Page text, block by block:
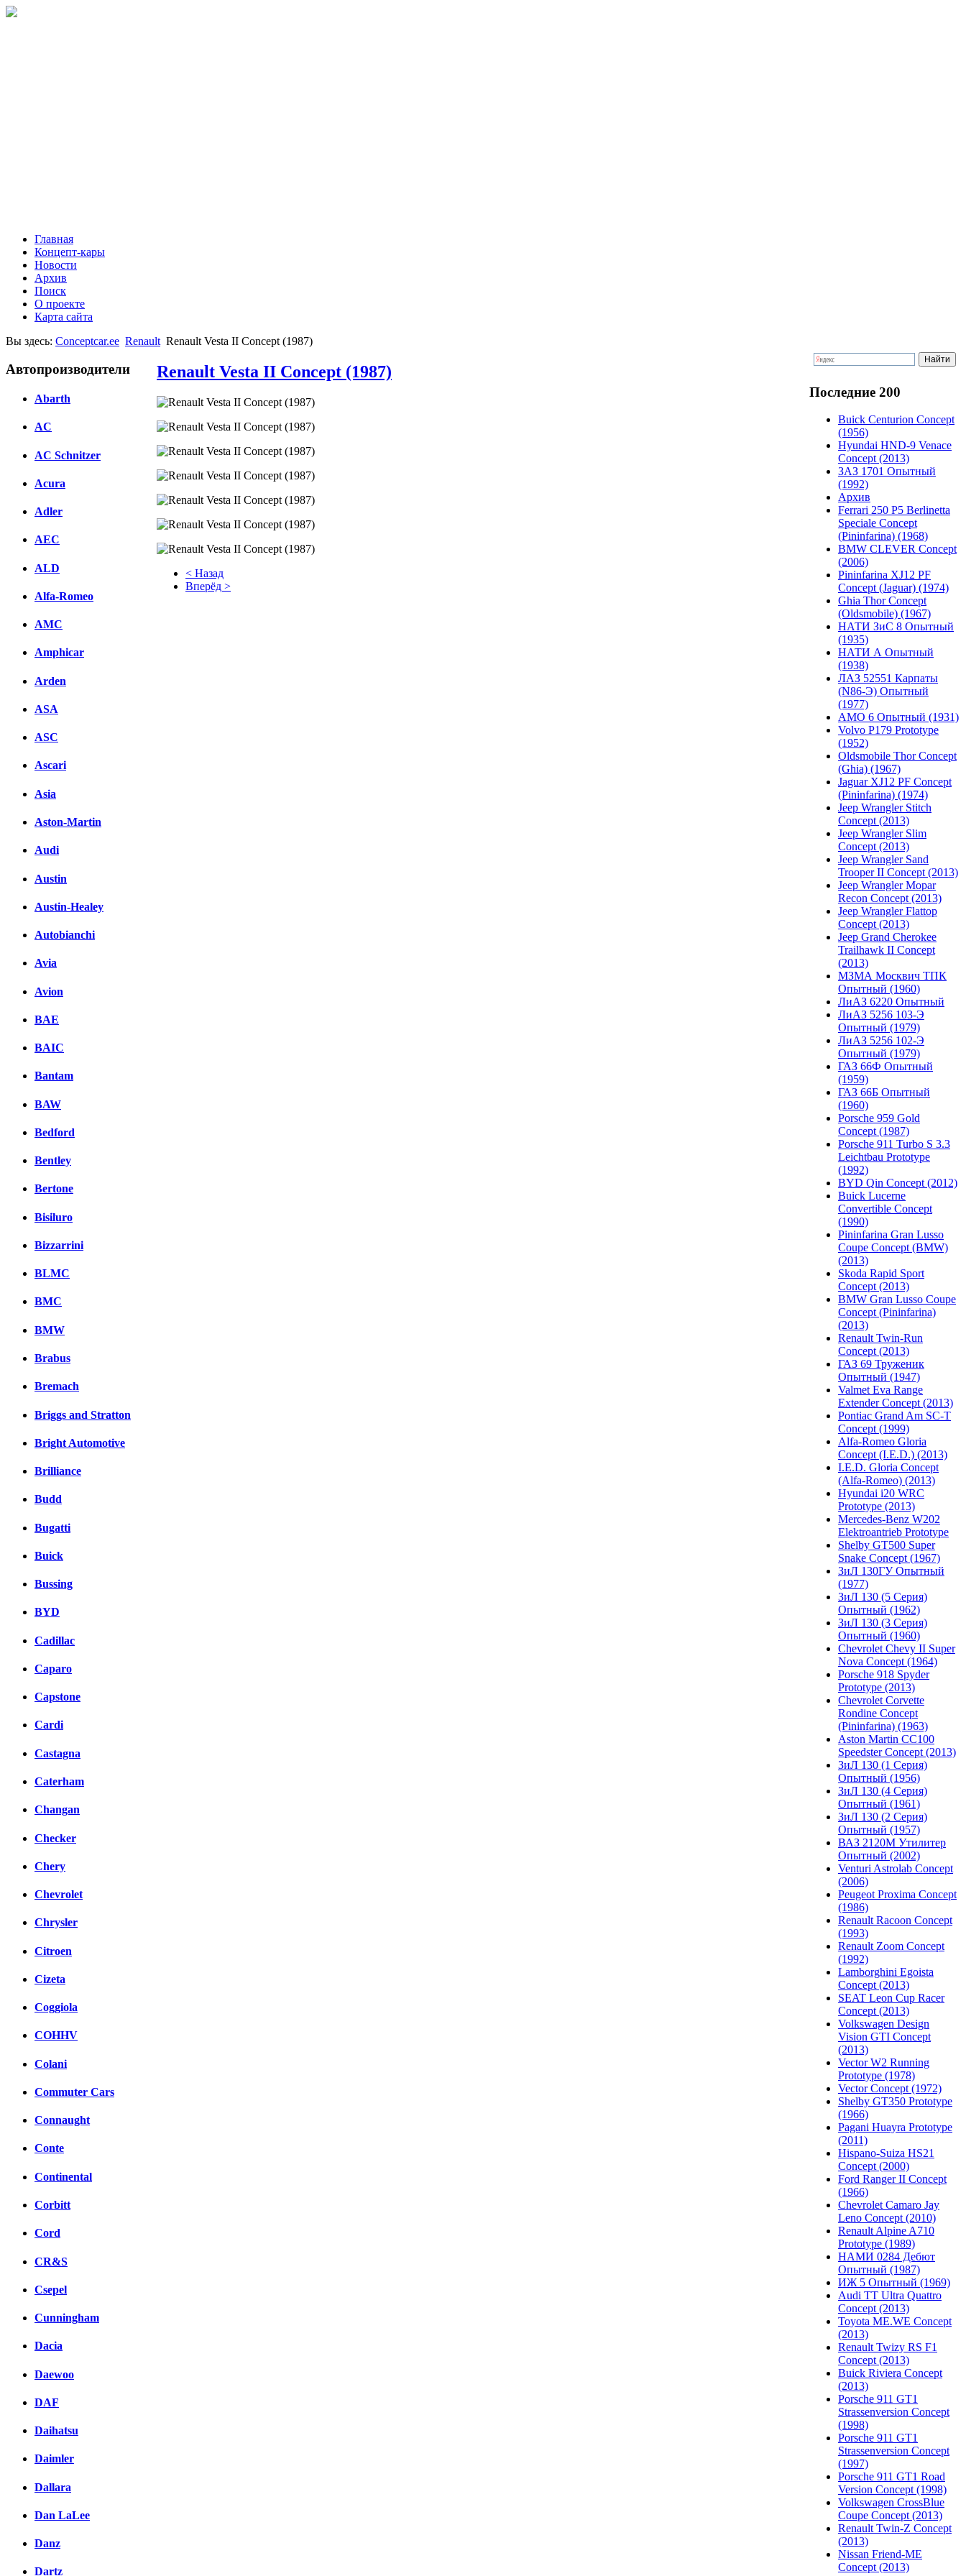
Главная
Концепт-кары
Новости
Архив
Поиск
О проекте
Карта сайта
Вы здесь: Conceptcar.ee Renault Renault Vesta II Concept (1987)
Автопроизводители
Abarth
AC
AC Schnitzer
Acura
Adler
AEC
ALD
Alfa-Romeo
AMC
Amphicar
Arden
ASA
ASC
Ascari
Asia
Aston-Martin
Audi
Austin
Austin-Healey
Autobianchi
Avia
Avion
BAE
BAIC
Bantam
BAW
Bedford
Bentley
Bertone
Bisiluro
Bizzarrini
BLMC
BMC
BMW
Brabus
Bremach
Briggs and Stratton
Bright Automotive
Brilliance
Budd
Bugatti
Buick
Bussing
BYD
Cadillac
Caparo
Capstone
Cardi
Castagna
Caterham
Changan
Checker
Chery
Chevrolet
Chrysler
Citroen
Cizeta
Coggiola
COHHV
Colani
Commuter Cars
Connaught
Conte
Continental
Corbitt
Cord
CR&S
Csepel
Cunningham
Dacia
Daewoo
DAF
Daihatsu
Daimler
Dallara
Dan LaLee
Danz
Dartz
Renault Vesta II Concept (1987)
< Назад
Вперёд >
Последние 200
Buick Centurion Concept
(1956)
Hyundai HND-9 Venace
Concept (2013)
ЗАЗ 1701 Опытный
(1992)
Архив
Ferrari 250 P5 Berlinetta
Speciale Concept
(Pininfarina) (1968)
BMW CLEVER Concept
(2006)
Pininfarina XJ12 PF
Concept (Jaguar) (1974)
Ghia Thor Concept
(Oldsmobile) (1967)
НАТИ ЗиС 8 Опытный
(1935)
НАТИ А Опытный
(1938)
ЛАЗ 52551 Карпаты
(N86-Э) Опытный
(1977)
АМО 6 Опытный (1931)
Volvo P179 Prototype
(1952)
Oldsmobile Thor Concept
(Ghia) (1967)
Jaguar XJ12 PF Concept
(Pininfarina) (1974)
Jeep Wrangler Stitch
Concept (2013)
Jeep Wrangler Slim
Concept (2013)
Jeep Wrangler Sand
Trooper II Concept (2013)
Jeep Wrangler Mopar
Recon Concept (2013)
Jeep Wrangler Flattop
Concept (2013)
Jeep Grand Cherokee
Trailhawk II Concept
(2013)
МЗМА Москвич ТПК
Опытный (1960)
ЛиАЗ 6220 Опытный
ЛиАЗ 5256 103-Э
Опытный (1979)
ЛиАЗ 5256 102-Э
Опытный (1979)
ГАЗ 66Ф Опытный
(1959)
ГАЗ 66Б Опытный
(1960)
Porsche 959 Gold
Concept (1987)
Porsche 911 Turbo S 3.3
Leichtbau Prototype
(1992)
BYD Qin Concept (2012)
Buick Lucerne
Convertible Concept
(1990)
Pininfarina Gran Lusso
Coupe Concept (BMW)
(2013)
Skoda Rapid Sport
Concept (2013)
BMW Gran Lusso Coupe
Concept (Pininfarina)
(2013)
Renault Twin-Run
Concept (2013)
ГАЗ 69 Труженик
Опытный (1947)
Valmet Eva Range
Extender Concept (2013)
Pontiac Grand Am SC-T
Concept (1999)
Alfa-Romeo Gloria
Concept (I.E.D.) (2013)
I.E.D. Gloria Concept
(Alfa-Romeo) (2013)
Hyundai i20 WRC
Prototype (2013)
Mercedes-Benz W202
Elektroantrieb Prototype
Shelby GT500 Super
Snake Concept (1967)
ЗиЛ 130ГУ Опытный
(1977)
ЗиЛ 130 (5 Серия)
Опытный (1962)
ЗиЛ 130 (3 Серия)
Опытный (1960)
Chevrolet Chevy II Super
Nova Concept (1964)
Porsche 918 Spyder
Prototype (2013)
Chevrolet Corvette
Rondine Concept
(Pininfarina) (1963)
Aston Martin CC100
Speedster Concept (2013)
ЗиЛ 130 (1 Серия)
Опытный (1956)
ЗиЛ 130 (4 Серия)
Опытный (1961)
ЗиЛ 130 (2 Серия)
Опытный (1957)
ВАЗ 2120М Утилитер
Опытный (2002)
Venturi Astrolab Concept
(2006)
Peugeot Proxima Concept
(1986)
Renault Racoon Concept
(1993)
Renault Zoom Concept
(1992)
Lamborghini Egoista
Concept (2013)
SEAT Leon Cup Racer
Concept (2013)
Volkswagen Design
Vision GTI Concept
(2013)
Vector W2 Running
Prototype (1978)
Vector Concept (1972)
Shelby GT350 Prototype
(1966)
Pagani Huayra Prototype
(2011)
Hispano-Suiza HS21
Concept (2000)
Ford Ranger II Concept
(1966)
Chevrolet Camaro Jay
Leno Concept (2010)
Renault Alpine A710
Prototype (1989)
НАМИ 0284 Дебют
Опытный (1987)
ИЖ 5 Опытный (1969)
Audi TT Ultra Quattro
Concept (2013)
Toyota ME.WE Concept
(2013)
Renault Twizy RS F1
Concept (2013)
Buick Riviera Concept
(2013)
Porsche 911 GT1
Strassenversion Concept
(1998)
Porsche 911 GT1
Strassenversion Concept
(1997)
Porsche 911 GT1 Road
Version Concept (1998)
Volkswagen CrossBlue
Coupe Concept (2013)
Renault Twin-Z Concept
(2013)
Nissan Friend-ME
Concept (2013)